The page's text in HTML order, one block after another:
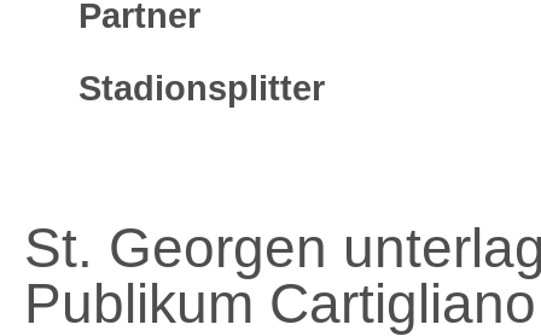
Partner
Stadionsplitter
St. Georgen
Publikum